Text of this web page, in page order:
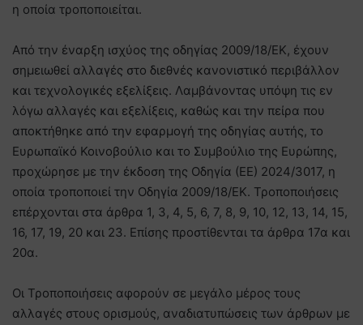
η οποία τροποποιείται.
Από την έναρξη ισχύος της οδηγίας 2009/18/ΕΚ, έχουν
σημειωθεί αλλαγές στο διεθνές κανονιστικό περιβάλλον
και τεχνολογικές εξελίξεις. Λαμβάνοντας υπόψη τις εν
λόγω αλλαγές και εξελίξεις, καθώς και την πείρα που
αποκτήθηκε από την εφαρμογή της οδηγίας αυτής, το
Ευρωπαϊκό Κοινοβούλιο και το Συμβούλιο της Ευρώπης,
προχώρησε με την έκδοση της Οδηγία (ΕΕ) 2024/3017, η
οποία τροποποιεί την Οδηγία 2009/18/ΕΚ. Τροποποιήσεις
επέρχονται στα άρθρα 1, 3, 4, 5, 6, 7, 8, 9, 10, 12, 13, 14, 15,
16, 17, 19, 20 και 23. Επίσης προστίθενται τα άρθρα 17α και
20α.
Οι Τροποποιήσεις αφορούν σε μεγάλο μέρος τους
αλλαγές στους ορισμούς, αναδιατυπώσεις των άρθρων με